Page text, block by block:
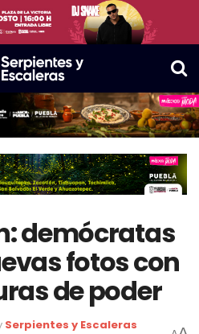
demócratas
fotos con
de poder
Serpientes y Escaleras